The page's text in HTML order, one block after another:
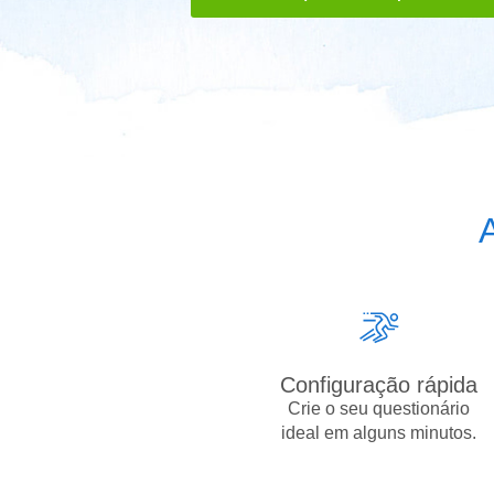
Configuração rápida
Crie o seu questionário
ideal em alguns minutos.